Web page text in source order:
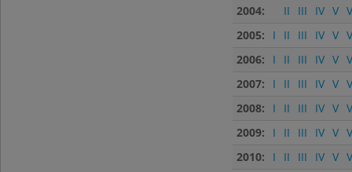
2004: II III IV V
2005:
I II III IV V
2006:
I II III IV V
2007:
I II III IV V
2008:
I II III IV V
2009:
I II III IV V
2010:
I II III IV V